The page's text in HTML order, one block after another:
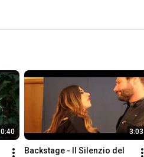
0:40 3:03
Backstage - Il Silenzio del